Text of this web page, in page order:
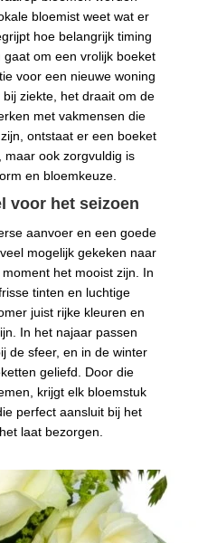
bloemist weet wat er
hoe belangrijk timing
om een vrolijk boeket
voor een nieuwe woning
ziekte, het draait om de
met vakmensen die
ontstaat er een boeket
ook zorgvuldig is
en bloemkeuze.
voor het seizoen
aanvoer en een goede
mogelijk gekeken naar
het mooist zijn. In
tinten en luchtige
juist rijke kleuren en
In het najaar passen
de sfeer, en in de winter
geliefd. Door die
krijgt elk bloemstuk
perfect aansluit bij het
laat bezorgen.